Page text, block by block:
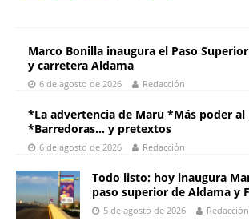
s
A
p
p
e
b
o
o
k
er y
Li
n
k
e
Marco Bonilla inaugura el Paso
y carretera Aldama
6 de agosto de 2026 Redacción
*La advertencia de Maru *Más poder al
*Barredoras… y pretextos
6 de agosto de 2026 Redacción
Todo listo: hoy inaugura
paso superior de Aldama y
5 de agosto de 2026 Redacción